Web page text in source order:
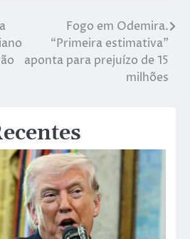
Fogo em Odemira.
“Primeira estimativa”
aponta para prejuízo de 15
milhões